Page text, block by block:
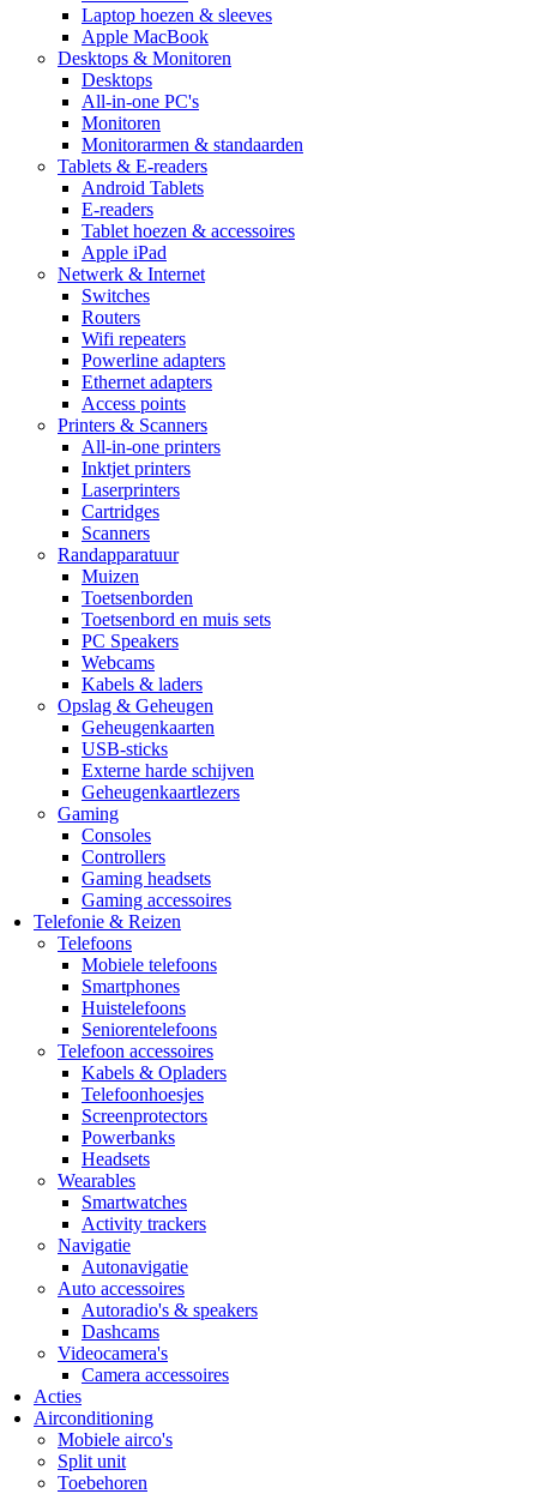
Laptop hoezen & sleeves
Apple MacBook
Desktops & Monitoren
Desktops
All-in-one PC's
Monitoren
Monitorarmen & standaarden
Tablets & E-readers
Android Tablets
E-readers
Tablet hoezen & accessoires
Apple iPad
Netwerk & Internet
Switches
Routers
Wifi repeaters
Powerline adapters
Ethernet adapters
Access points
Printers & Scanners
All-in-one printers
Inktjet printers
Laserprinters
Cartridges
Scanners
Randapparatuur
Muizen
Toetsenborden
Toetsenbord en muis sets
PC Speakers
Webcams
Kabels & laders
Opslag & Geheugen
Geheugenkaarten
USB-sticks
Externe harde schijven
Geheugenkaartlezers
Gaming
Consoles
Controllers
Gaming headsets
Gaming accessoires
Telefonie & Reizen
Telefoons
Mobiele telefoons
Smartphones
Huistelefoons
Seniorentelefoons
Telefoon accessoires
Kabels & Opladers
Telefoonhoesjes
Screenprotectors
Powerbanks
Headsets
Wearables
Smartwatches
Activity trackers
Navigatie
Autonavigatie
Auto accessoires
Autoradio's & speakers
Dashcams
Videocamera's
Camera accessoires
Acties
Airconditioning
Mobiele airco's
Split unit
Toebehoren